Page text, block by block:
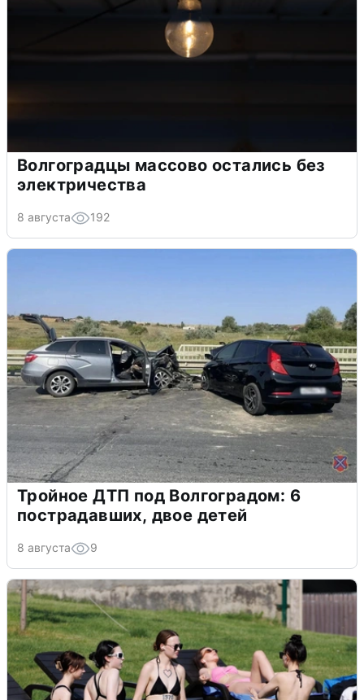
Волгоградцы массово остались без
электричества
8 августа 192
Тройное ДТП под Волгоградом: 6
пострадавших, двое детей
8 августа 9